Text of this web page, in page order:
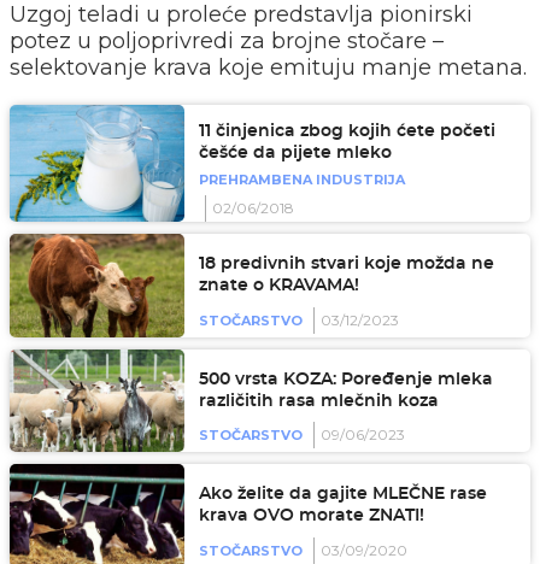
Uzgoj teladi u proleće predstavlja pionirski
potez u poljoprivredi za brojne stočare –
selektovanje krava koje emituju manje metana.
11 činjenica zbog kojih ćete početi
češće da pijete mleko
PREHRAMBENA INDUSTRIJA
02/06/2018
18 predivnih stvari koje možda ne
znate o KRAVAMA!
STOČARSTVO 03/12/2023
500 vrsta KOZA: Poređenje mleka
različitih rasa mlečnih koza
STOČARSTVO 09/06/2023
Ako želite da gajite MLEČNE rase
krava OVO morate ZNATI!
STOČARSTVO 03/09/2020